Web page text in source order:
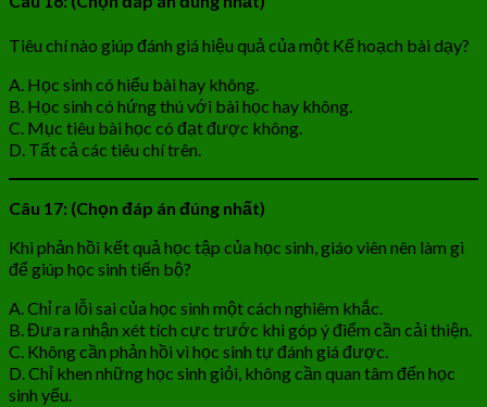
Tiêu chí nào giúp đánh giá hiệu quả của một Kế hoạch bài dạy?
A. Học sinh có hiểu bài hay không.
B. Học sinh có hứng thú với bài học hay không.
C. Mục tiêu bài học có đạt được không.
D. Tất cả các tiêu chí trên.
Câu 17: (Chọn đáp án đúng nhất)
Khi phản hồi kết quả học tập của học sinh, giáo viên nên làm gì
để giúp học sinh tiến bộ?
A. Chỉ ra lỗi sai của học sinh một cách nghiêm khắc.
B. Đưa ra nhận xét tích cực trước khi góp ý điểm cần cải thiện.
C. Không cần phản hồi vì học sinh tự đánh giá được.
D. Chỉ khen những học sinh giỏi, không cần quan tâm đến học
sinh yếu.